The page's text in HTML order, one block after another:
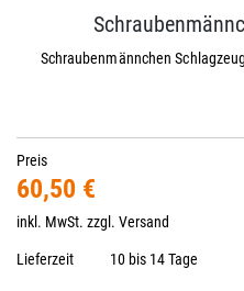
Schraubenmännchen
Preis
60,50 €
inkl. MwSt. zzgl. Versand
Lieferzeit 10 bis 14 Tage